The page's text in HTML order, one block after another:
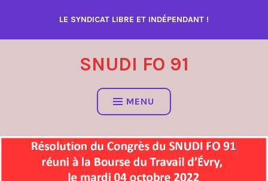
contenu
LE SYNDICAT LIBRE ET INDÉPENDANT !
SNUDI FO 91
MENU